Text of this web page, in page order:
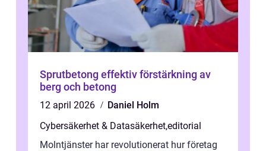
Sprutbetong effektiv förstärkning av
berg och betong
12 april 2026
Daniel Holm
Cybersäkerhet & Datasäkerhet,editorial
Molntjänster har revolutionerat hur företag